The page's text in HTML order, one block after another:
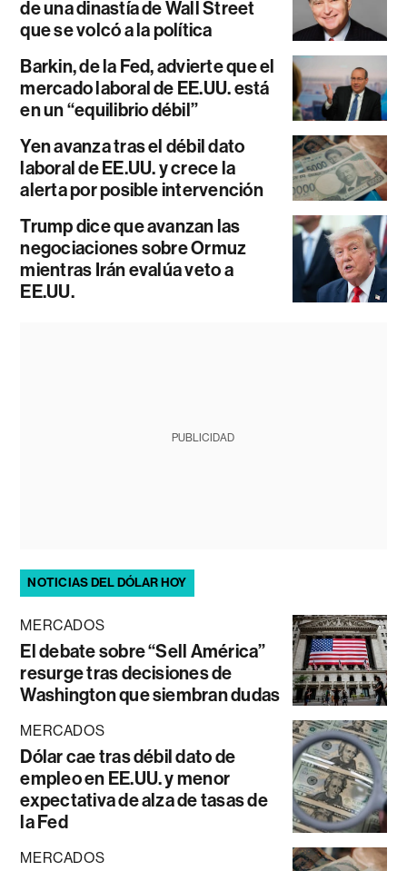
de una dinastía de Wall Street
que se volcó a la política
Barkin, de la Fed, advierte que el
mercado laboral de EE.UU. está
en un “equilibrio débil”
Yen avanza tras el débil dato
laboral de EE.UU. y crece la
alerta por posible intervención
Trump dice que avanzan las
negociaciones sobre Ormuz
mientras Irán evalúa veto a
EE.UU.
PUBLICIDAD
NOTICIAS DEL DÓLAR HOY
MERCADOS
El debate sobre “Sell América”
resurge tras decisiones de
Washington que siembran dudas
MERCADOS
Dólar cae tras débil dato de
empleo en EE.UU. y menor
expectativa de alza de tasas de
la Fed
MERCADOS